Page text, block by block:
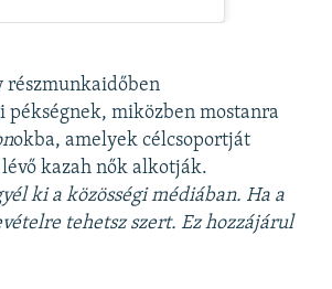
részmunkaidőben
pékségnek, miközben mostanra
okba, amelyek célcsoportját
kazah nők alkotják.
ki a közösségi médiában. Ha a
tehetsz szert. Ez hozzájárul